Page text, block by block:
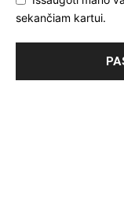
sekančiam kartui.